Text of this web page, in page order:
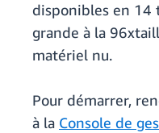
disponibles en 14
grande à la
matériel nu.
Pour démarrer,
à la Console de